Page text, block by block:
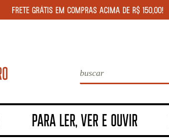
FRETE GRÁTIS EM COMPRAS ACIMA DE R$ 150,00!
PARA LER, VER E OUVIR